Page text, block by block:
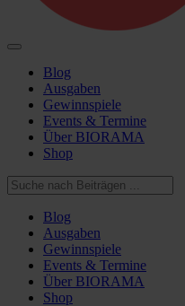
Blog
Ausgaben
Gewinnspiele
Events & Termine
Über BIORAMA
Shop
Blog
Ausgaben
Gewinnspiele
Events & Termine
Über BIORAMA
Shop